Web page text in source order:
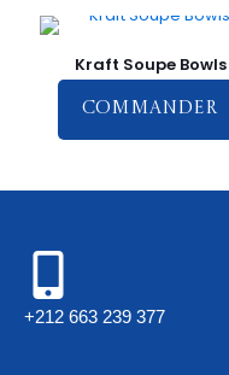
Kraft Soupe Bowls
COMMANDER
+212 663 239 377